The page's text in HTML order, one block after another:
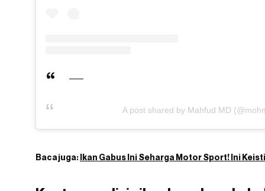
A post shared by Mahfud MD
Baca juga:Ikan Gabus Ini Seharga Motor Sport! Ini